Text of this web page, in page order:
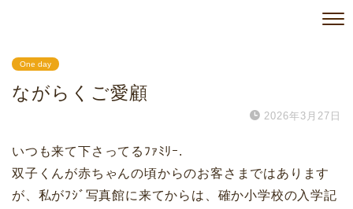
One day
ながらくご愛顧
2026年3月27日
いつも来て下さってるﾌｧﾐﾘｰ.
双子くんが赤ちゃんの頃からのお客さまではあります
が、私がﾌｼﾞ写真館に来てからは、確か小学校の入学記